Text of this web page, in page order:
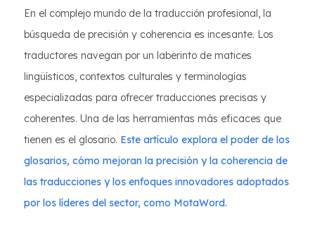
En el complejo mundo de la traducción profesional, la
búsqueda de precisión y coherencia es incesante. Los
traductores navegan por un laberinto de matices
lingüísticos, contextos culturales y terminologías
especializadas para ofrecer traducciones precisas y
coherentes. Una de las herramientas más eficaces que
tienen es el glosario. Este artículo explora el poder de los
glosarios, cómo mejoran la precisión y la coherencia de
las traducciones y los enfoques innovadores adoptados
por los líderes del sector, como MotaWord.